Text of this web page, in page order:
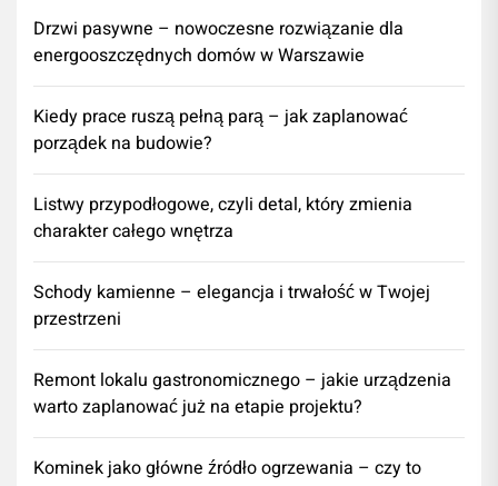
Drzwi pasywne – nowoczesne rozwiązanie dla
energooszczędnych domów w Warszawie
Kiedy prace ruszą pełną parą – jak zaplanować
porządek na budowie?
Listwy przypodłogowe, czyli detal, który zmienia
charakter całego wnętrza
Schody kamienne – elegancja i trwałość w Twojej
przestrzeni
​Remont lokalu gastronomicznego – jakie urządzenia
warto zaplanować już na etapie projektu?
Kominek jako główne źródło ogrzewania – czy to